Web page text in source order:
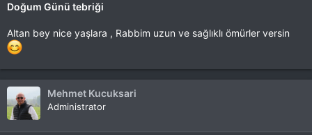
Doğum Günü tebriği
Altan bey nice yaşlara , Rabbim uzun ve sağlıklı ömürler versin
Mehmet Kucuksari
Administrator